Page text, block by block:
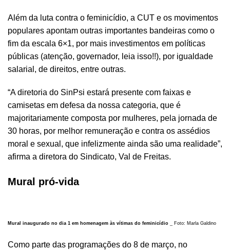
Além da luta contra o feminicídio, a CUT e os movimentos
populares apontam outras importantes bandeiras como o
fim da escala 6×1, por mais investimentos em políticas
públicas (atenção, governador, leia isso!!), por igualdade
salarial, de direitos, entre outras.
“A diretoria do SinPsi estará presente com faixas e
camisetas em defesa da nossa categoria, que é
majoritariamente composta por mulheres, pela jornada de
30 horas, por melhor remuneração e contra os assédios
moral e sexual, que infelizmente ainda são uma realidade”,
afirma a diretora do Sindicato, Val de Freitas.
Mural pró-vida
Mural inaugurado no dia 1 em homenagem às vítimas do feminicídio _ Foto: Marla Galdino
Como parte das programações do 8 de março, no